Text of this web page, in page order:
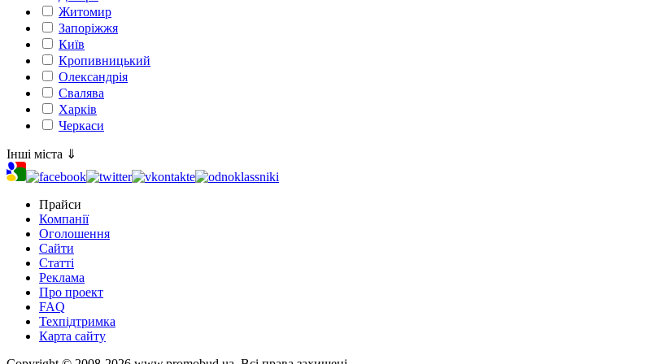
Житомир
Запоріжжя
Київ
Кропивницький
Олександрія
Свалява
Харків
Черкаси
Інші міста ⇓
Прайси
Компанії
Оголошення
Сайти
Статті
Реклама
Про проект
FAQ
Техпідтримка
Карта сайту